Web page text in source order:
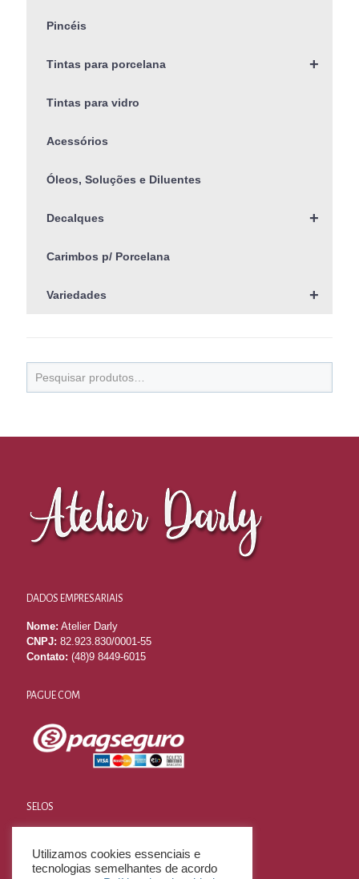
Pincéis
+
Tintas para porcelana
Tintas para vidro
Acessórios
Óleos, Soluções e Diluentes
+
Decalques
Carimbos p/ Porcelana
+
Variedades
DADOS EMPRESARIAIS
Nome: Atelier Darly
CNPJ: 82.923.830/0001-55
Contato: (48)9 8449-6015
PAGUE COM
SELOS
Utilizamos cookies essenciais e
tecnologias semelhantes de acordo